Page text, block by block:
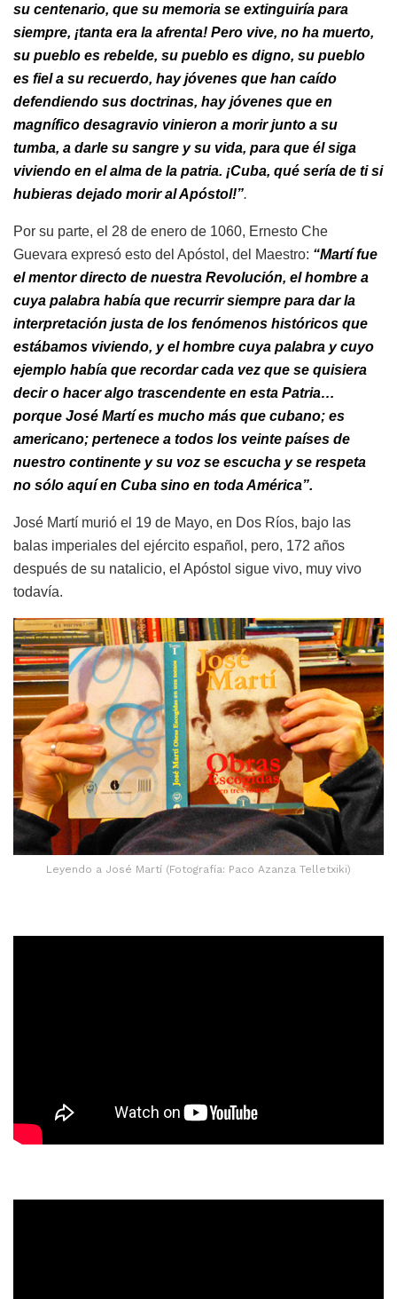
su centenario, que su memoria se extinguiría para
siempre, ¡tanta era la afrenta! Pero vive, no ha muerto,
su pueblo es rebelde, su pueblo es digno, su pueblo
es fiel a su recuerdo, hay jóvenes que han caído
defendiendo sus doctrinas, hay jóvenes que en
magnífico desagravio vinieron a morir junto a su
tumba, a darle su sangre y su vida, para que él siga
viviendo en el alma de la patria. ¡Cuba, qué sería de ti si
hubieras dejado morir al Apóstol!”.
Por su parte, el 28 de enero de 1060, Ernesto Che
Guevara expresó esto del Apóstol, del Maestro: “Martí fue
el mentor directo de nuestra Revolución, el hombre a
cuya palabra había que recurrir siempre para dar la
interpretación justa de los fenómenos históricos que
estábamos viviendo, y el hombre cuya palabra y cuyo
ejemplo había que recordar cada vez que se quisiera
decir o hacer algo trascendente en esta Patria…
porque José Martí es mucho más que cubano; es
americano; pertenece a todos los veinte países de
nuestro continente y su voz se escucha y se respeta
no sólo aquí en Cuba sino en toda América”.
José Martí murió el 19 de Mayo, en Dos Ríos, bajo las
balas imperiales del ejército español, pero, 172 años
después de su natalicio, el Apóstol sigue vivo, muy vivo
todavía.
Leyendo a José Martí (Fotografía: Paco Azanza Telletxiki)